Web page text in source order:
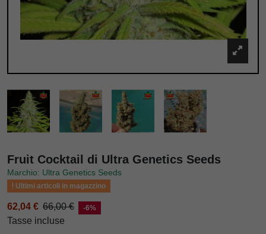
Fruit Cocktail di Ultra Genetics Seeds
Marchio: Ultra Genetics Seeds
Ultimi articoli in magazzino
62,04 € 66,00 € -6%
Tasse incluse